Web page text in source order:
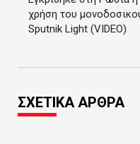
χρήση του
Sputnik Light (VIDEO)
ΣΧΕΤΙΚΑ ΑΡΘΡΑ